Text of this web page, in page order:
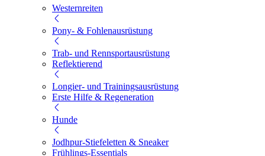
Westernreiten
Pony- & Fohlenausrüstung
Trab- und Rennsportausrüstung
Reflektierend
Longier- und Trainingsausrüstung
Erste Hilfe & Regeneration
Hunde
Jodhpur-Stiefeletten & Sneaker
Frühlings-Essentials